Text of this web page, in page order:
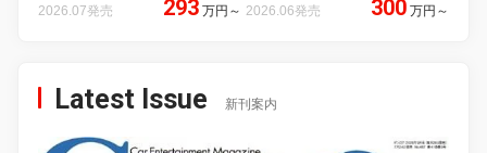
2026.07発売 293 万円 ～ 2026.06発売 300 万円 ～
Latest Issue 新刊案内